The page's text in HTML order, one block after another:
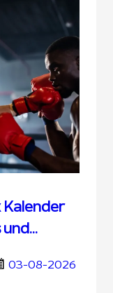
Kalender
03-08-2026